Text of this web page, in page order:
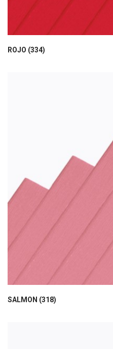
ROJO (334)
SALMON (318)